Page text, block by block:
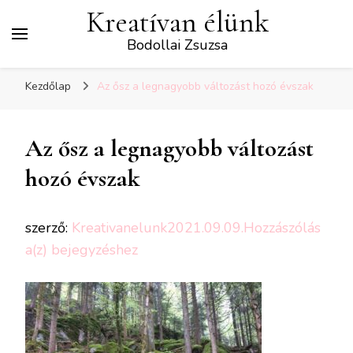
Kreatívan élünk
Bodollai Zsuzsa
Kezdőlap Az ősz a legnagyobb változást hozó évszak
Az ősz a legnagyobb változást
hozó évszak
szerző: Kreativanelunk2021.09.09.Hozzászólás
a(z) Az
a
legnagyobb
változást
bejegyzéshez